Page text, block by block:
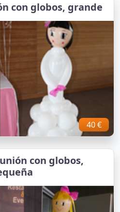
con globos, grande
40 €
con globos,